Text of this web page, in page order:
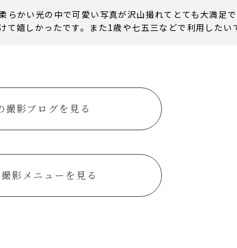
かい光の中で可愛い写真が沢山撮れてとても大満足
嬉しかったです。また1歳や七五三などで利用したい
撮影ブログを見る
影メニューを見る